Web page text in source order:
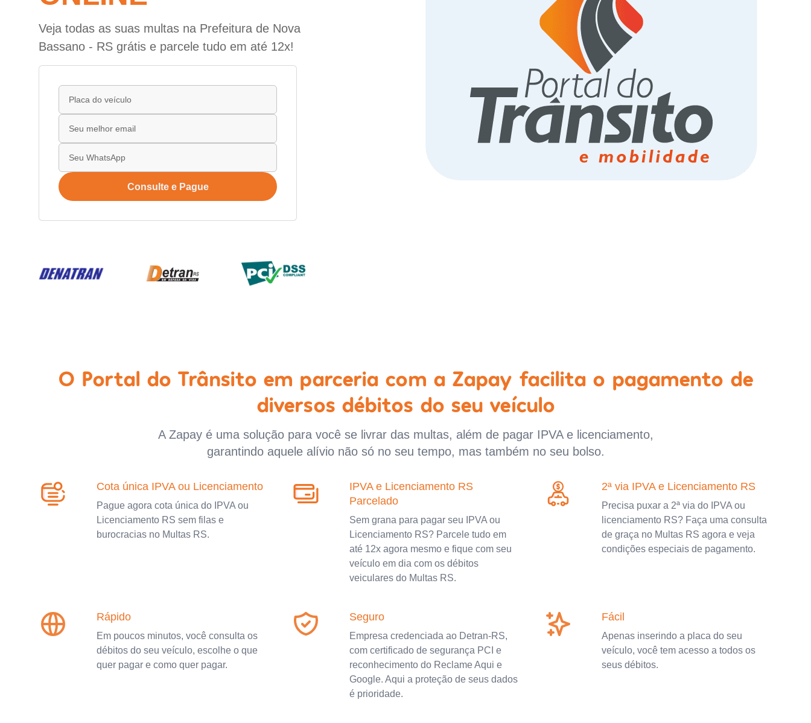
Veja todas as suas multas na Prefeitura de Nova
Bassano - RS grátis e parcele tudo em até 12x!
Consulte e Pague
O Portal do Trânsito em parceria com a Zapay facilita o pagamento de
diversos débitos do seu veículo
A Zapay é uma solução para você se livrar das multas, além de pagar IPVA e licenciamento,
garantindo aquele alívio não só no seu tempo, mas também no seu bolso.
Cota única IPVA ou Licenciamento
Pague agora cota única do IPVA ou
Licenciamento RS sem filas e
burocracias no Multas RS.
IPVA e Licenciamento RS
Parcelado
Sem grana para pagar seu IPVA ou
Licenciamento RS? Parcele tudo em
até 12x agora mesmo e fique com seu
veículo em dia com os débitos
veiculares do Multas RS.
2ª via IPVA e Licenciamento RS
Precisa puxar a 2ª via do IPVA ou
licenciamento RS? Faça uma consulta
de graça no Multas RS agora e veja
condições especiais de pagamento.
Rápido
Em poucos minutos, você consulta os
débitos do seu veículo, escolhe o que
quer pagar e como quer pagar.
Seguro
Empresa credenciada ao Detran-RS,
com certificado de segurança PCI e
reconhecimento do Reclame Aqui e
Google. Aqui a proteção de seus dados
é prioridade.
Fácil
Apenas inserindo a placa do seu
veículo, você tem acesso a todos os
seus débitos.